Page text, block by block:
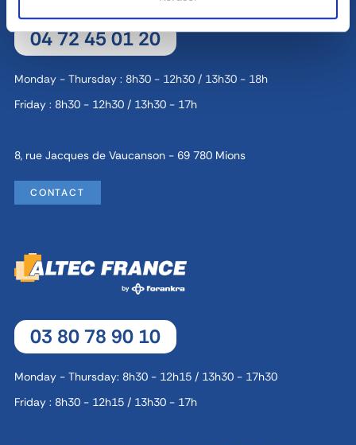
04 72 45 01 20
Monday - Thursday : 8h30 - 12h30 / 13h30 - 18h
Friday : 8h30 - 12h30 / 13h30 - 17h
8, rue Jacques de Vaucanson - 69 780 Mions
CONTACT
03 80 78 90 10
Monday - Thursday: 8h30 - 12h15 / 13h30 - 17h30
Friday : 8h30 - 12h15 / 13h30 - 17h